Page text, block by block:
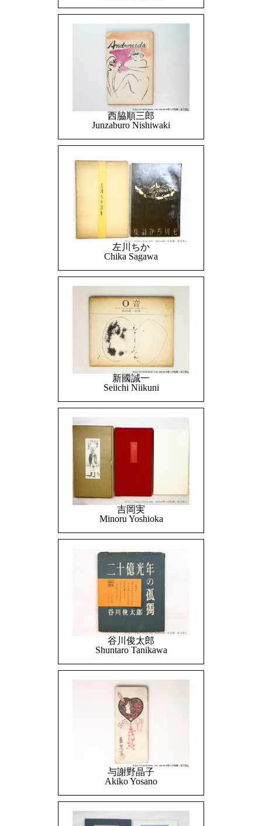
西脇順三郎
Junzaburo Nishiwaki
左川ちか
Chika Sagawa
新國誠一
Seiichi Niikuni
吉岡実
Minoru Yoshioka
谷川俊太郎
Shuntaro Tanikawa
与謝野晶子
Akiko Yosano